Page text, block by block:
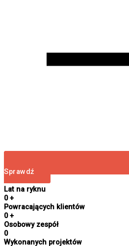
Sprawdź
Lat na ryknu
0 +
Powracających klientów
0 +
Osobowy zespół
0
Wykonanych projektów